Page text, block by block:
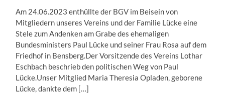
Am 24.06.2023 enthüllte der BGV im Beisein von
Mitgliedern unseres Vereins und der Familie Lücke eine
Stele zum Andenken am Grabe des ehemaligen
Bundesministers Paul Lücke und seiner Frau Rosa auf dem
Friedhof in Bensberg.Der Vorsitzende des Vereins Lothar
Eschbach beschrieb den politischen Weg von Paul
Lücke.Unser Mitglied Maria Theresia Opladen, geborene
Lücke, dankte dem […]